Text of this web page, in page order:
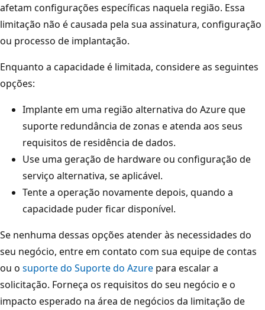
afetam configurações específicas naquela região. Essa
limitação não é causada pela sua assinatura, configuração
ou processo de implantação.
Enquanto a capacidade é limitada, considere as seguintes
opções:
Implante em uma região alternativa do Azure que
suporte redundância de zonas e atenda aos seus
requisitos de residência de dados.
Use uma geração de hardware ou configuração de
serviço alternativa, se aplicável.
Tente a operação novamente depois, quando a
capacidade puder ficar disponível.
Se nenhuma dessas opções atender às necessidades do
seu negócio, entre em contato com sua equipe de contas
ou o suporte do Suporte do Azure para escalar a
solicitação. Forneça os requisitos do seu negócio e o
impacto esperado na área de negócios da limitação de